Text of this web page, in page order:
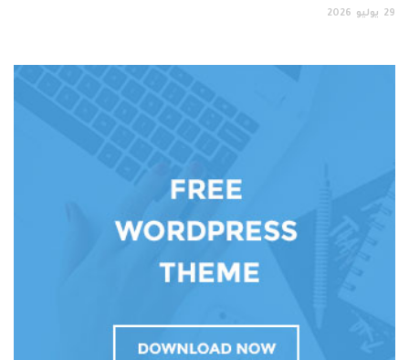
يوليو 2026